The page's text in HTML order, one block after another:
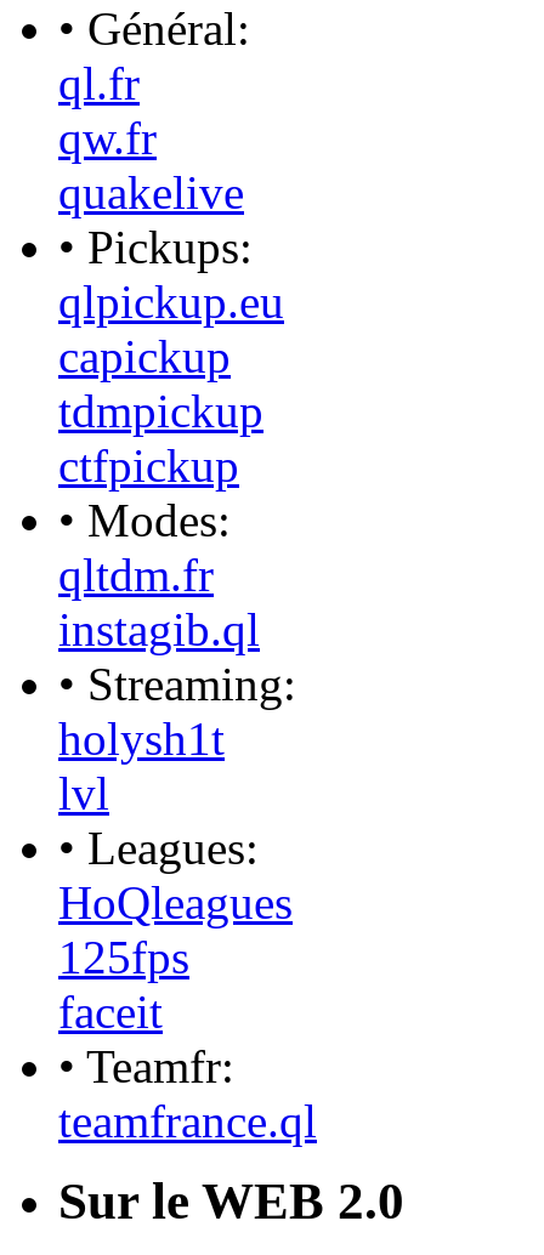
• Général:
ql.fr
qw.fr
quakelive
• Pickups:
qlpickup.eu
capickup
tdmpickup
ctfpickup
• Modes:
qltdm.fr
instagib.ql
• Streaming:
holysh1t
lvl
• Leagues:
HoQleagues
125fps
faceit
• Teamfr:
teamfrance.ql
Sur le WEB 2.0